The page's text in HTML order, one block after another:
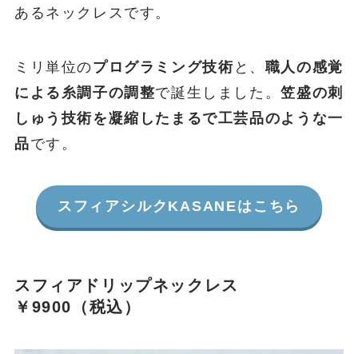
あるネックレスです。
ミリ単位のプログラミング技術 と、 職人の感覚
による糸調子の調整で誕生しました。笠盛の刺
しゅう技術を凝縮したまるで工芸品のような一
品です。
スフィアシルクKASANEはこちら
スフィアドリップネックレス
￥9900（税込）